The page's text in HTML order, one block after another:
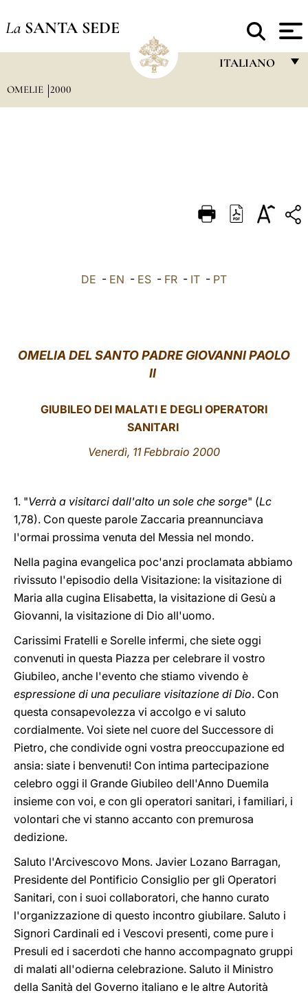
La SANTA SEDE
ITALIANO
DEUTSCH
العربيّة
OMELIE 2000
DE - EN - ES - FR - IT - PT
OMELIA DEL SANTO PADRE GIOVANNI PAOLO
II
GIUBILEO DEI MALATI E DEGLI OPERATORI
SANITARI
Venerdì, 11 Febbraio 2000
1. "Verrà a visitarci dall'alto un sole che sorge" (Lc
1,78). Con queste parole Zaccaria preannunciava
l'ormai prossima venuta del Messia nel mondo.
Nella pagina evangelica poc'anzi proclamata abbiamo
rivissuto l'episodio della Visitazione: la visitazione di
Maria alla cugina Elisabetta, la visitazione di Gesù a
Giovanni, la visitazione di Dio all'uomo.
Carissimi Fratelli e Sorelle infermi, che siete oggi
convenuti in questa Piazza per celebrare il vostro
Giubileo, anche l'evento che stiamo vivendo è
espressione di una peculiare visitazione di Dio. Con
questa consapevolezza vi accolgo e vi saluto
cordialmente. Voi siete nel cuore del Successore di
Pietro, che condivide ogni vostra preoccupazione ed
ansia: siate i benvenuti! Con intima partecipazione
celebro oggi il Grande Giubileo dell'Anno Duemila
insieme con voi, e con gli operatori sanitari, i familiari, i
volontari che vi stanno accanto con premurosa
dedizione.
Saluto l'Arcivescovo Mons. Javier Lozano Barragan,
Presidente del Pontificio Consiglio per gli Operatori
Sanitari, con i suoi collaboratori, che hanno curato
l'organizzazione di questo incontro giubilare. Saluto i
Signori Cardinali ed i Vescovi presenti, come pure i
Presuli ed i sacerdoti che hanno accompagnato gruppi
di malati all'odierna celebrazione. Saluto il Ministro
della Sanità del Governo italiano e le altre Autorità